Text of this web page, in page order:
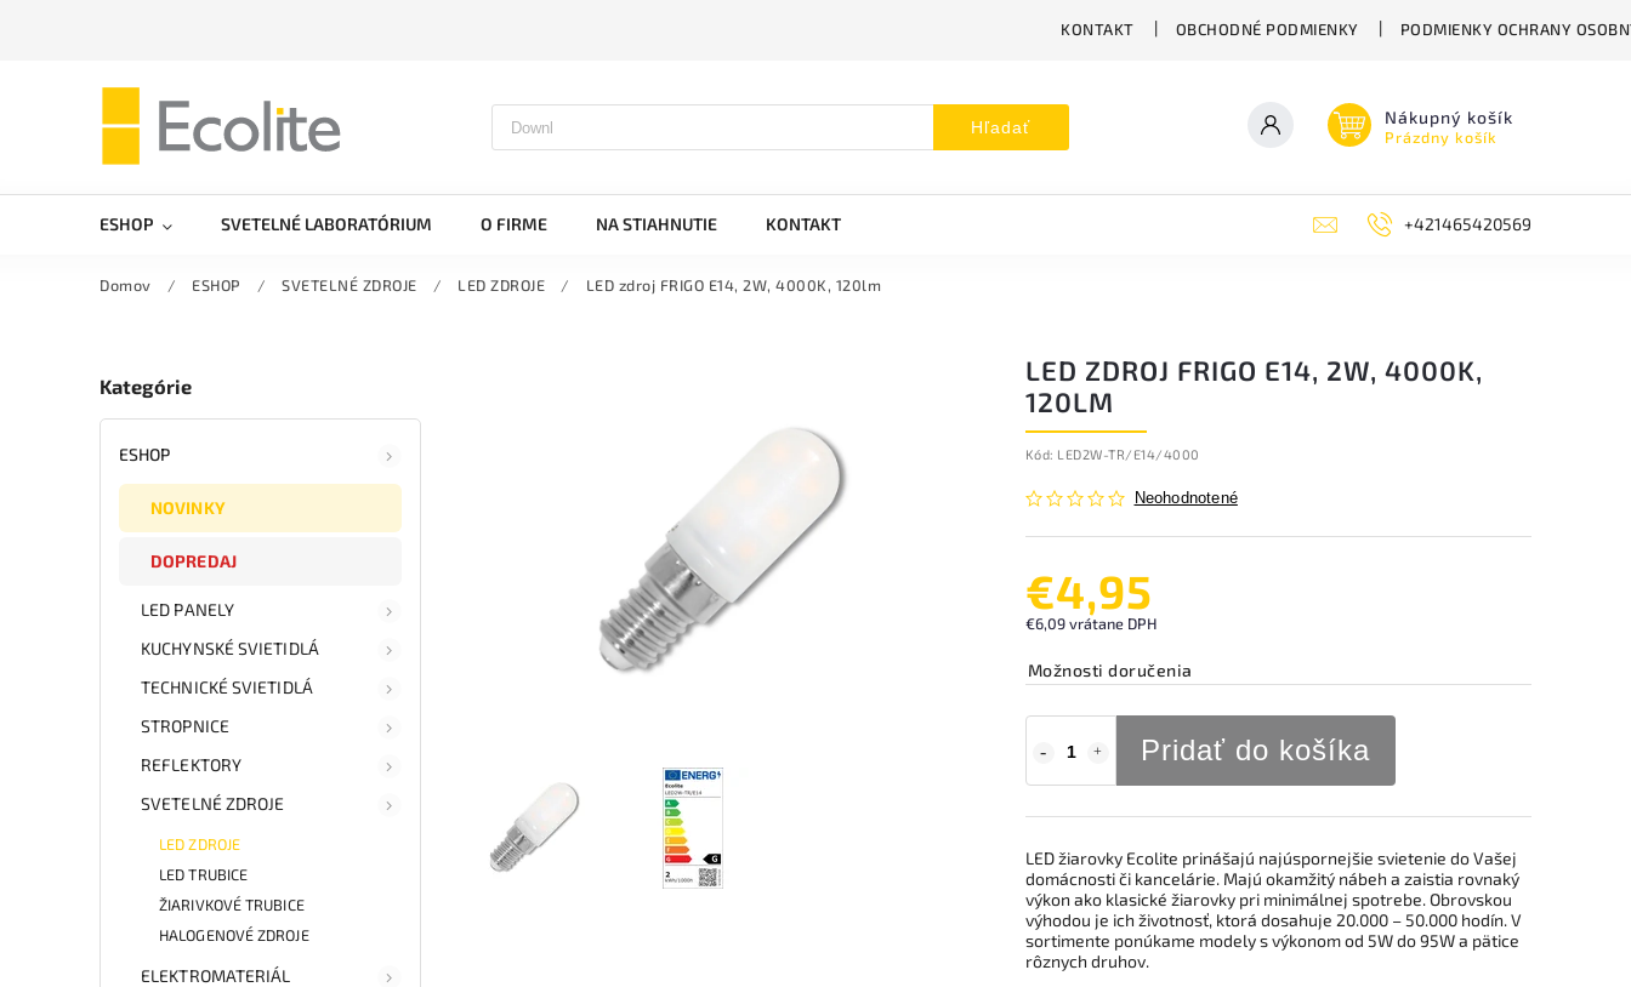
KONTAKT OBCHODNÉ PODMIENKY PODMIENKY OCHRANY
Hľadať Nákupný košík
Prázdny košík
ESHOP SVETELNÉ LABORATÓRIUM O FIRME NA STIAHNUTIE KONTAKT +421465420569
Domov / ESHOP / SVETELNÉ ZDROJE / LED ZDROJE / LED zdroj FRIGO E14, 2W, 4000K, 120lm
Kategórie
ESHOP
NOVINKY
DOPREDAJ
LED PANELY
KUCHYNSKÉ SVIETIDLÁ
TECHNICKÉ SVIETIDLÁ
STROPNICE
REFLEKTORY
SVETELNÉ ZDROJE
LED ZDROJE
LED TRUBICE
ŽIARIVKOVÉ TRUBICE
HALOGENOVÉ ZDROJE
ELEKTROMATERIÁL
LED ZDROJ FRIGO E14, 2W, 4000K,
120LM
Kód: LED2W-TR/E14/4000
Neohodnotené
€4,95
€6,09 vrátane DPH
Možnosti doručenia
Pridať do košíka
LED žiarovky Ecolite prinášajú najúspornejšie svietenie do Vašej
domácnosti či kancelárie. Majú okamžitý nábeh a zaistia rovnaký
výkon ako klasické žiarovky pri minimálnej spotrebe. Obrovskou
výhodou je ich životnosť, ktorá dosahuje 20.000 – 50.000 hodín. V
sortimente ponúkame modely s výkonom od 5W do 95W a pätice
rôznych druhov.